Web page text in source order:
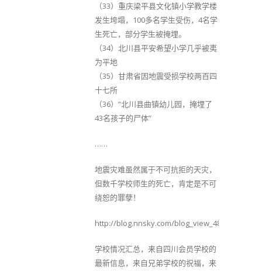
（33）重庆梁平县文化镇小学教学楼
发生垮塌，100多名学生受伤，4名学
生死亡，部分学生被掩埋。
（34）北川县平安希望小学几乎被夷
为平地
（35）甘肃省因地震受损学校两百四
十七所
（36）“北川县曲镇幼儿园，掩埋了
43名孩子的尸体”
……
地震灾难虽然属于不可抗拒的天灾，
但数千学校师生的死亡，肯定是不可
绕恕的罪孽！
http://blog.nnsky.com/blog_view_486911.html
学校情况汇总，来自四川会员学校的
最新信息，来自兄弟学校的祝福，来